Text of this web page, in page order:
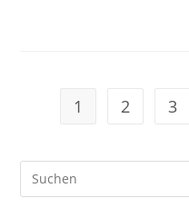
1 2 3